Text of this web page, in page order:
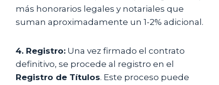
más honorarios legales y notariales que
suman aproximadamente un 1-2% adicional.
4. Registro: Una vez firmado el contrato
definitivo, se procede al registro en el
Registro de Títulos. Este proceso puede